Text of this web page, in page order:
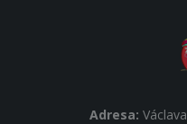
Adresa: